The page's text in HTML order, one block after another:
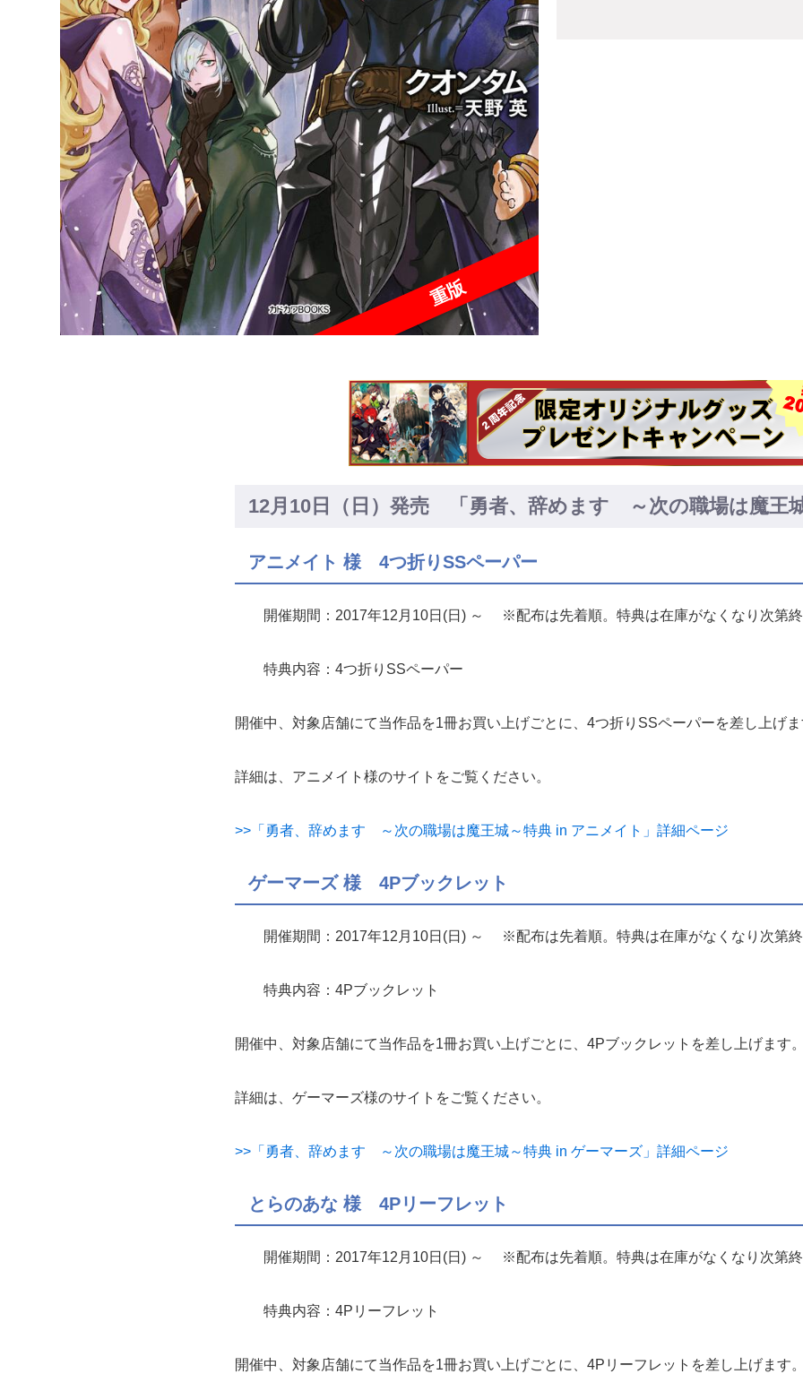
重版
12月10日（日）発売 「勇者、辞めます ～次の職場は魔王
アニメイト 様 4つ折りSSペーパー
開催期間：2017年12月10日(日) ～ ※配布は先着順。特典は在庫がなくなり次第終
特典内容：4つ折りSSペーパー
開催中、対象店舗にて当作品を1冊お買い上げごとに、4つ折りSSペーパーを差し上げま
詳細は、アニメイト様のサイトをご覧ください。
>>「勇者、辞めます ～次の職場は魔王城～特典 in アニメイト」詳細ページ
ゲーマーズ 様 4Pブックレット
開催期間：2017年12月10日(日) ～ ※配布は先着順。特典は在庫がなくなり次第終
特典内容：4Pブックレット
開催中、対象店舗にて当作品を1冊お買い上げごとに、4Pブックレットを差し上げます。
詳細は、ゲーマーズ様のサイトをご覧ください。
>>「勇者、辞めます ～次の職場は魔王城～特典 in ゲーマーズ」詳細ページ
とらのあな 様 4Pリーフレット
開催期間：2017年12月10日(日) ～ ※配布は先着順。特典は在庫がなくなり次第終
特典内容：4Pリーフレット
開催中、対象店舗にて当作品を1冊お買い上げごとに、4Pリーフレットを差し上げます。